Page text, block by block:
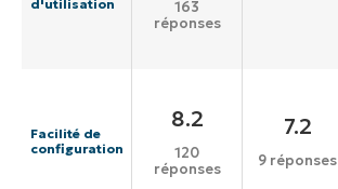
d'utilisation
163
réponses
Facilité de
configuration
8.2
120
réponses
7.2
9 réponses